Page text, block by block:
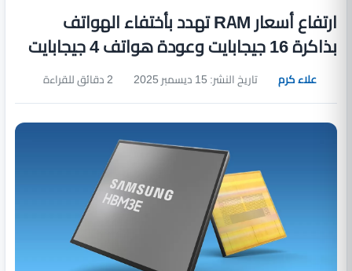
ارتفاع أسعار RAM تهدد بأختفاء الهواتف
بذاكرة 16 جيجابايت وعودة هواتف 4 جيجابايت
علاء كرم تاريخ النشر: 15 ديسمبر 2025